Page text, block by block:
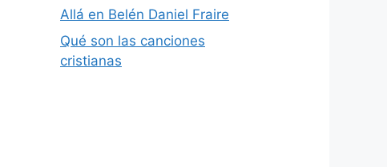
Allá en Belén Daniel Fraire
Qué son las canciones
cristianas